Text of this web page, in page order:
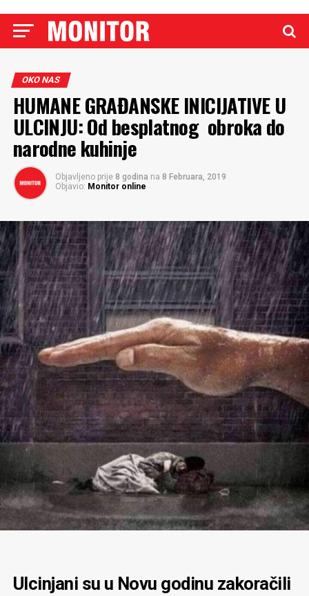
OKO NAS
HUMANE GRAĐANSKE INICIJATIVE U
ULCINJU: Od besplatnog obroka do
narodne kuhinje
Objavljeno prije 8 godina na 8 Februara, 2019
Objavio: Monitor online
Ulcinjani su u Novu godinu zakoračili